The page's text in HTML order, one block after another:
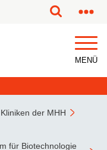
MENÜ
Kliniken der MHH
für Biotechnologie